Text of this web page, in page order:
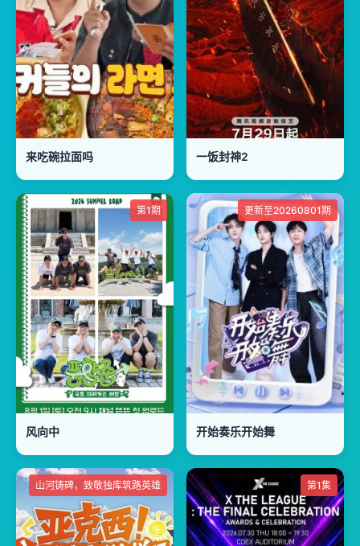
来吃碗拉面吗 一饭封神2
第1期
风向中
更新至20260801期
开始奏乐开始舞
山河铸碑，致敬独库筑路英雄 第1集